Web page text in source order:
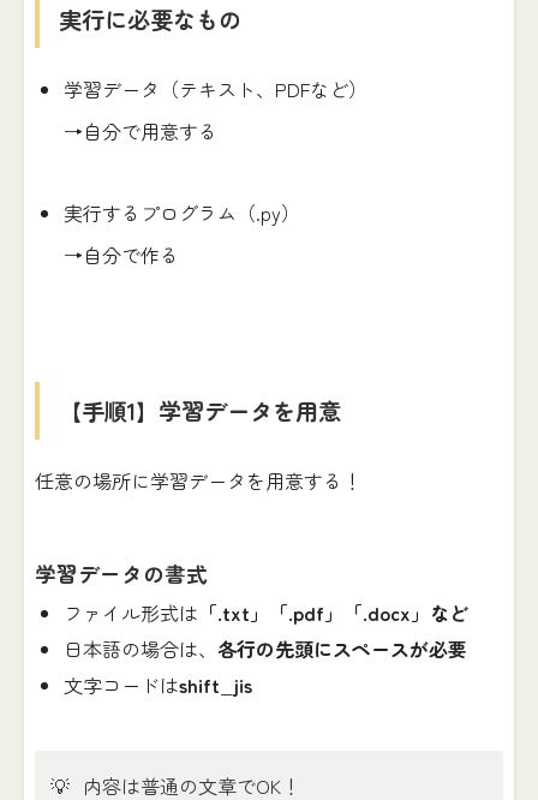
実行に必要なもの
学習データ（テキスト、PDFなど）
→自分で用意する
実行するプログラム（.py）
→自分で作る
【手順1】学習データを用意
任意の場所に学習データを用意する！
学習データの書式
ファイル形式は 「.txt」「.pdf」「.docx」など
日本語の場合は、 各行の先頭にスペースが必要
文字コードはshift_jis
💡 内容は普通の文章でOK！